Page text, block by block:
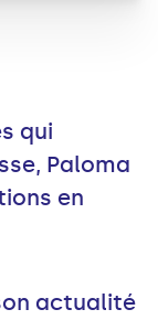
qui
Paloma
en
actualité